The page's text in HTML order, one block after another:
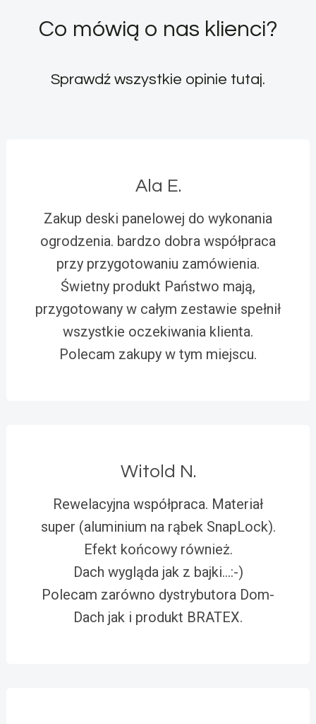
Co mówią o nas klienci?
Sprawdź wszystkie opinie tutaj.
Ala E.
Zakup deski panelowej do wykonania
ogrodzenia. bardzo dobra współpraca
przy przygotowaniu zamówienia.
Świetny produkt Państwo mają,
przygotowany w całym zestawie spełnił
wszystkie oczekiwania klienta.
Polecam zakupy w tym miejscu.
Witold N.
Rewelacyjna współpraca. Materiał
super (aluminium na rąbek SnapLock).
Efekt końcowy również.
Dach wygląda jak z bajki…:-)
Polecam zarówno dystrybutora Dom-
Dach jak i produkt BRATEX.